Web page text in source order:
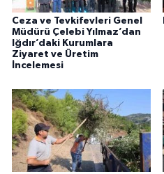
Ceza ve Tevkifevleri Genel
Müdürü Çelebi Yılmaz’dan
Iğdır’daki Kurumlara
Ziyaret ve Üretim
İncelemesi